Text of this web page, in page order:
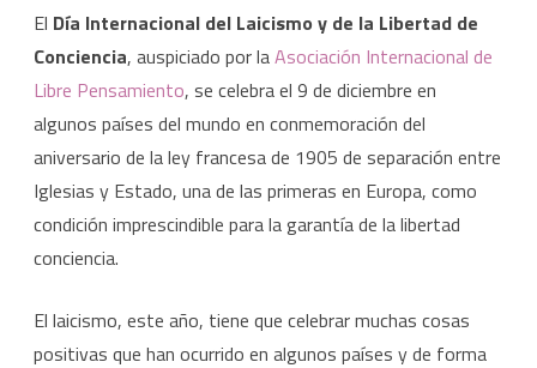
Laicismo
y
la
de
Conciencia
de
El Día Internacional del Laicismo y de la Libertad de
Conciencia, auspiciado por laAsociación Internacional de
Libre Pensamiento, se celebra el 9 de diciembre en
algunos países del mundo en conmemoración del
aniversario de la ley francesa de 1905 de separación entre
Iglesias y Estado, una de las primeras en Europa, como
condición imprescindible para la garantía de la libertad
conciencia.
El laicismo, este año, tiene que celebrar muchas cosas
positivas que han ocurrido en algunos países y de forma